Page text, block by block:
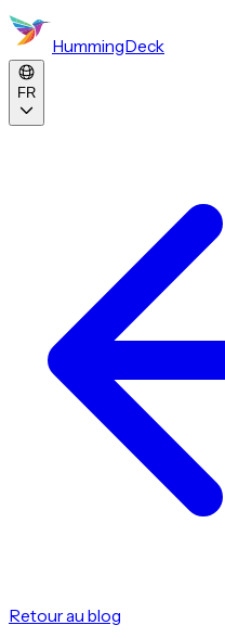
HummingDeck
FR
Retour au blog